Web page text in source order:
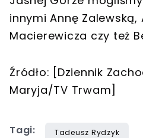
innymi Annę Zalewską,
Macierewicza czy też
Źródło: [Dziennik
Maryja/TV Trwam]
Tagi: Tadeusz Rydzyk